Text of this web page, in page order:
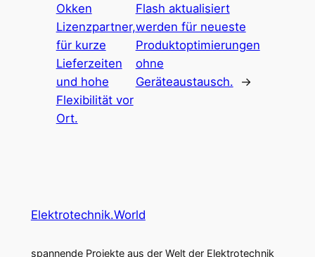
Okken
Lizenzpartner,
für kurze
Lieferzeiten
und hohe
Flexibilität vor
Ort.
Flash aktualisiert
werden für neueste
Produktoptimierungen
ohne
Geräteaustausch.
→
Elektrotechnik.World
spannende Projekte aus der Welt der Elektrotechnik